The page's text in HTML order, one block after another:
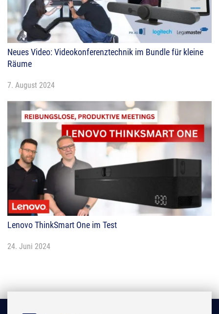
Neues Video: Videokonferenztechnik im Bundle für kleine
Räume
7. August 2024
Lenovo ThinkSmart One im Test
24. Juni 2024